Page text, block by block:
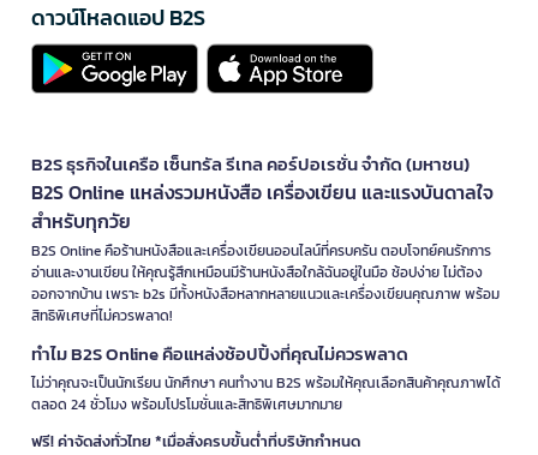
ดาวน์โหลดแอป B2S
B2S ธุรกิจในเครือ เซ็นทรัล รีเทล คอร์ปอเรชั่น จำกัด (มหาชน)
B2S Online แหล่งรวมหนังสือ เครื่องเขียน และแรงบันดาลใจ
สำหรับทุกวัย
B2S Online คือร้านหนังสือและเครื่องเขียนออนไลน์ที่ครบครัน ตอบโจทย์คนรักการ
อ่านและงานเขียน ให้คุณรู้สึกเหมือนมีร้านหนังสือใกล้ฉันอยู่ในมือ ช้อปง่าย ไม่ต้อง
ออกจากบ้าน เพราะ b2s มีทั้งหนังสือหลากหลายแนวและเครื่องเขียนคุณภาพ พร้อม
สิทธิพิเศษที่ไม่ควรพลาด!
ทำไม B2S Online คือแหล่งช้อปปิ้งที่คุณไม่ควรพลาด
ไม่ว่าคุณจะเป็นนักเรียน นักศึกษา คนทำงาน B2S พร้อมให้คุณเลือกสินค้าคุณภาพได้
ตลอด 24 ชั่วโมง พร้อมโปรโมชั่นและสิทธิพิเศษมากมาย
ฟรี! ค่าจัดส่งทั่วไทย *เมื่อสั่งครบขั้นต่ำที่บริษัทกำหนด